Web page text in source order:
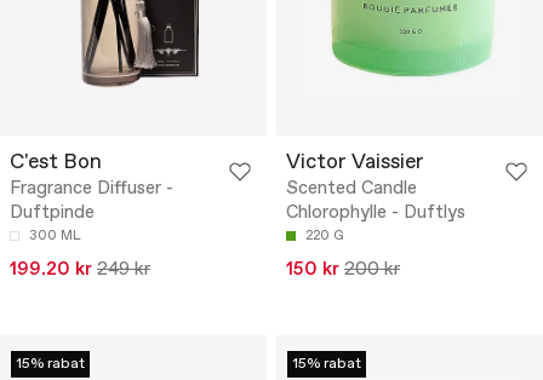
C'est Bon
Fragrance Diffuser -
Duftpinde
300 ML
199.20 kr 249 kr
Victor Vaissier
Scented Candle
Chlorophylle - Duftlys
220 G
150 kr 200 kr
15% rabat 15% rabat